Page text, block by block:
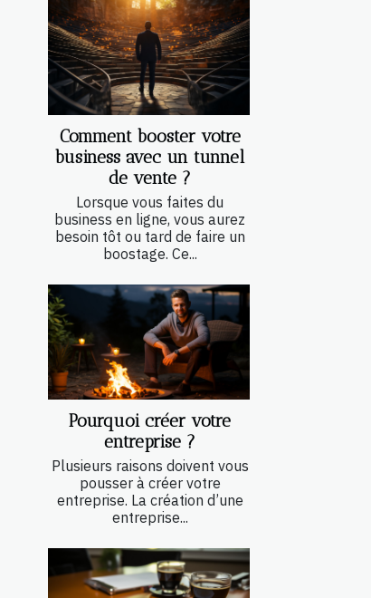
Comment booster votre
business avec un tunnel
de vente ?
Lorsque vous faites du
business en ligne, vous aurez
besoin tôt ou tard de faire un
boostage. Ce...
Pourquoi créer votre
entreprise ?
Plusieurs raisons doivent vous
pousser à créer votre
entreprise. La création d’une
entreprise...